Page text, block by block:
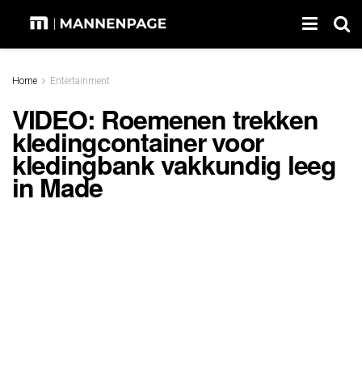
Home Entertainment
VIDEO: Roemenen trekken
kledingcontainer voor
kledingbank vakkundig leeg
in Made